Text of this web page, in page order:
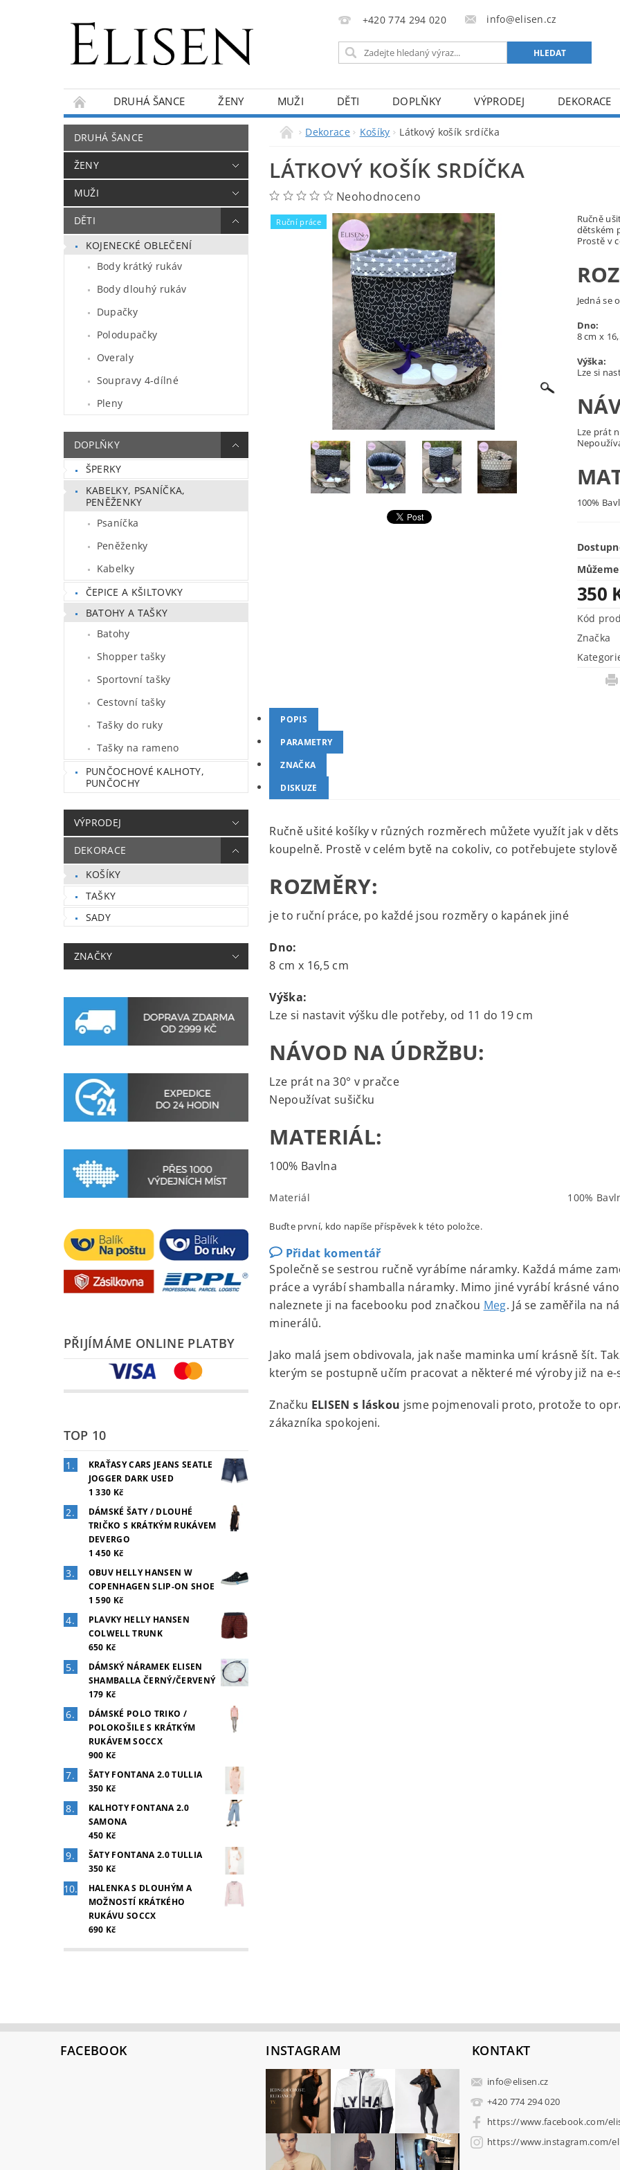
+420 774 294 020 info@elisen.cz
DRUHÁ ŠANCE ŽENY MUŽI DĚTI DOPLŇKY VÝPRODEJ
DEKORACE
KONTAKTY
O NÁS BLOG
DRUHÁ ŠANCE
ŽENY
MUŽI
DĚTI
KOJENECKÉ OBLEČENÍ
Body krátký rukáv
Body dlouhý rukáv
Dupačky
Polodupačky
Overaly
Soupravy 4-dílné
Pleny
DOPLŇKY
ŠPERKY
KABELKY, PSANÍČKA,
PENĚŽENKY
Psaníčka
Peněženky
Kabelky
ČEPICE A KŠILTOVKY
BATOHY A TAŠKY
Batohy
Shopper tašky
Sportovní tašky
Cestovní tašky
Tašky do ruky
Tašky na rameno
PUNČOCHOVÉ KALHOTY,
PUNČOCHY
VÝPRODEJ
DEKORACE
KOŠÍKY
TAŠKY
SADY
ZNAČKY
PŘIJÍMÁME ONLINE PLATBY
TOP 10
KRAŤASY CARS JEANS SEATLE
JOGGER DARK USED
1 330 Kč
DÁMSKÉ ŠATY / DLOUHÉ
TRIČKO S KRÁTKÝM RUKÁVEM
DEVERGO
1 450 Kč
OBUV HELLY HANSEN W
COPENHAGEN SLIP-ON SHOE
1 590 Kč
PLAVKY HELLY HANSEN
COLWELL TRUNK
650 Kč
DÁMSKÝ NÁRAMEK ELISEN
SHAMBALLA ČERNÝ/ČERVENÝ
179 Kč
DÁMSKÉ POLO TRIKO /
POLOKOŠILE S KRÁTKÝM
RUKÁVEM SOCCX
900 Kč
ŠATY FONTANA 2.0 TULLIA
350 Kč
KALHOTY FONTANA 2.0
SAMONA
450 Kč
ŠATY FONTANA 2.0 TULLIA
350 Kč
HALENKA S DLOUHÝM A
MOŽNOSTÍ KRÁTKÉHO
RUKÁVU SOCCX
690 Kč
Dekorace Košíky Látkový košík srdíčka
LÁTKOVÝ KOŠÍK SRDÍČKA
Neohodnoceno
Ruční práce
Ručně
dětském
Prostě v
Jedná se
Dno:
8 cm x
Výška:
Lze si
Lze prát
100%
350
Kód
Značka
POPIS
PARAMETRY
ZNAČKA
DISKUZE
Ručně ušité košíky v různých rozměrech můžete využít jak v
koupelně. Prostě v celém bytě na cokoliv, co potřebujete
ROZMĚRY:
je to ruční práce, po každé jsou rozměry o kapánek jiné
Dno:
8 cm x 16,5 cm
Výška:
Lze si nastavit výšku dle potřeby, od 11 do 19 cm
NÁVOD NA ÚDRŽBU:
Lze prát na 30° v pračce
Nepoužívat sušičku
MATERIÁL:
100% Bavlna
Materiál 100%
Buďte první, kdo napíše příspěvek k této položce.
Přidat komentář
Společně se sestrou ručně vyrábíme náramky. Každá máme
práce a vyrábí shamballa náramky. Mimo jiné vyrábí krásné
naleznete ji na facebooku pod značkou Meg. Já se zaměřila na
minerálů.
Jako malá jsem obdivovala, jak naše maminka umí krásně šít.
kterým se postupně učím pracovat a některé mé výroby již na
Značku ELISEN s láskou jsme pojmenovali proto, protože to
zákazníka spokojeni.
FACEBOOK INSTAGRAM KONTAKT
info@elisen.cz
+420 774 294 020
https://www.facebook.com/
https://www.instagram.com/